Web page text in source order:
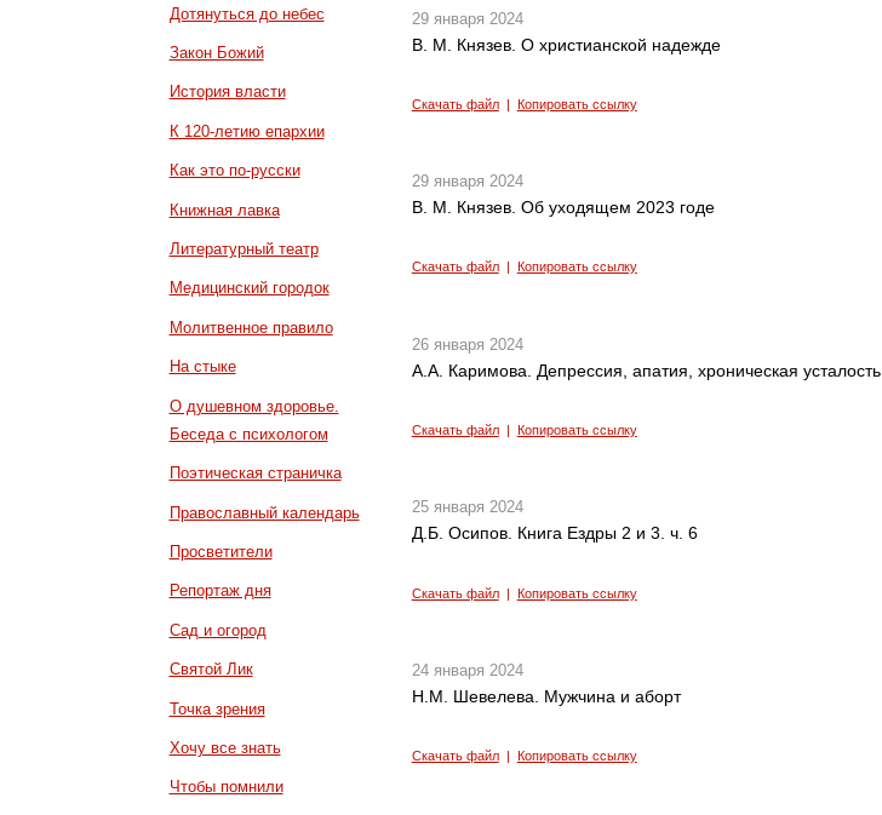
Дотянуться до небес
Закон Божий
История власти
К 120-летию епархии
Как это по-русски
Книжная лавка
Литературный театр
Медицинский городок
Молитвенное правило
На стыке
О душевном здоровье.
Беседа с психологом
Поэтическая страничка
Православный календарь
Просветители
Репортаж дня
Сад и огород
Святой Лик
Точка зрения
Хочу все знать
Чтобы помнили
29 января 2024
В. М. Князев. О христианской надежде
Скачать файл| Копировать ссылку
29 января 2024
В. М. Князев. Об уходящем 2023 годе
Скачать файл| Копировать ссылку
26 января 2024
А.А. Каримова. Депрессия, апатия, хроническая усталость
Скачать файл| Копировать ссылку
25 января 2024
Д.Б. Осипов. Книга Ездры 2 и 3. ч. 6
Скачать файл| Копировать ссылку
24 января 2024
Н.М. Шевелева. Мужчина и аборт
Скачать файл| Копировать ссылку